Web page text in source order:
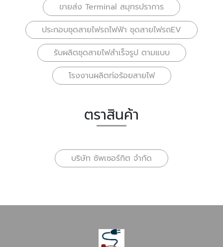
ขายส่ง Terminal สมุทรปราการ
ประกอบชุดสายไฟรถไฟฟ้า ชุดสายไฟรถEV
รับผลิตชุดสายไฟสำเร็จรูป ตามแบบ
โรงงานผลิตท่อร้อยสายไฟ
ตราสินค้า
บริษัท ซัพเซอร์กิต จำกัด